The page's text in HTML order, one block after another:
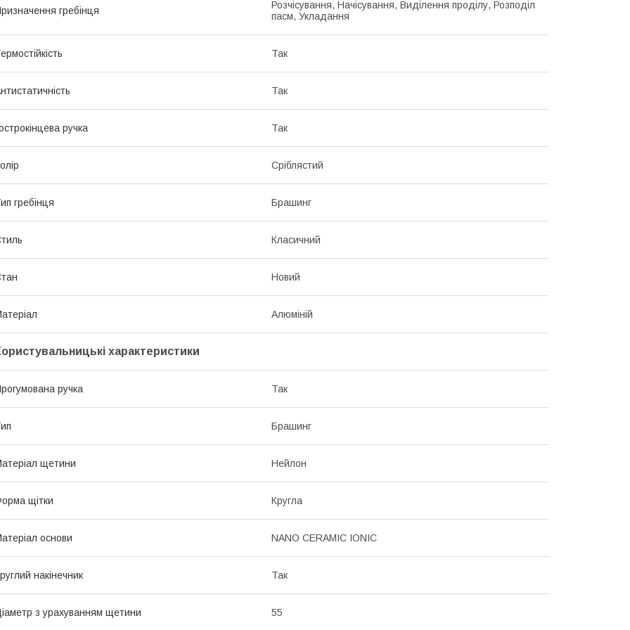
гребінця
Розчісування, Начісування, Виділення проділу, Розподіл
пасм, Укладання
Так
Так
ручка Так
Сріблястий
гребінця Брашинг
Класичний
Новий
Алюміній
характеристики
ручка Так
Брашинг
щетини Нейлон
щітки Кругла
основи NANO CERAMIC IONIC
накінечник Так
з урахуванням щетини 55